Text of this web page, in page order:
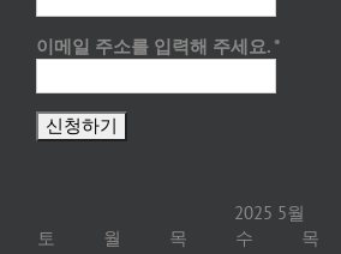
이메일 주소를 입력해 주세요. *
2025 5월
토 월 목 수 목